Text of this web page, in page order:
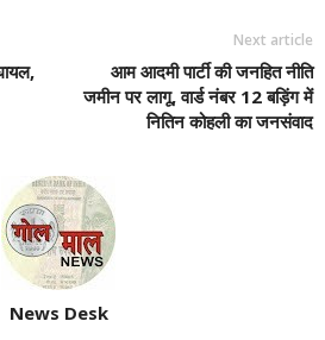
Next article
आम आदमी पार्टी की जनहित नीति
जमीन पर लागू, वार्ड नंबर 12 बड़िंग में
नितिन कोहली का जनसंवाद
News Desk